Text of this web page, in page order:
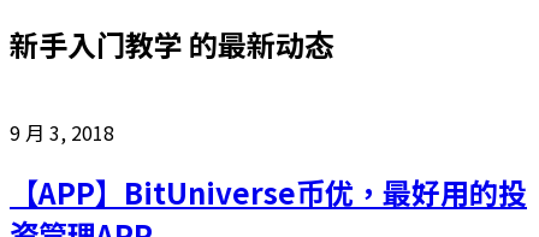
新手入门教学 的最新动态
9 月 3, 2018
【APP】BitUniverse币优，最好用的投